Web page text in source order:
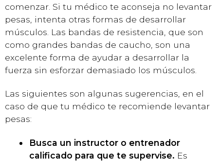
comenzar. Si tu médico te aconseja no levantar
pesas, intenta otras formas de desarrollar
músculos. Las bandas de resistencia, que son
como grandes bandas de caucho, son una
excelente forma de ayudar a desarrollar la
fuerza sin esforzar demasiado los músculos.
Las siguientes son algunas sugerencias, en el
caso de que tu médico te recomiende levantar
pesas:
Busca un instructor o entrenador
calificado para que te supervise. Es